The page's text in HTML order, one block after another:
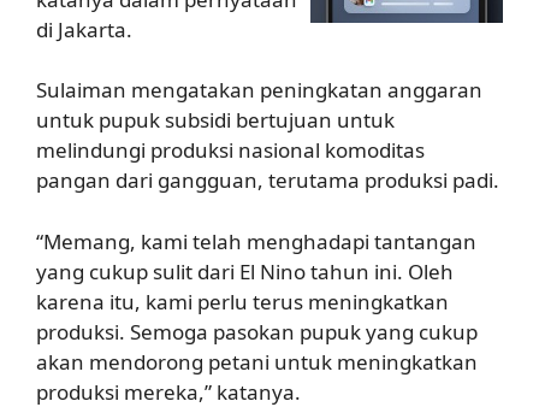
di Jakarta.
Sulaiman mengatakan peningkatan anggaran
untuk pupuk subsidi bertujuan untuk
melindungi produksi nasional komoditas
pangan dari gangguan, terutama produksi padi.
“Memang, kami telah menghadapi tantangan
yang cukup sulit dari El Nino tahun ini. Oleh
karena itu, kami perlu terus meningkatkan
produksi. Semoga pasokan pupuk yang cukup
akan mendorong petani untuk meningkatkan
produksi mereka,” katanya.